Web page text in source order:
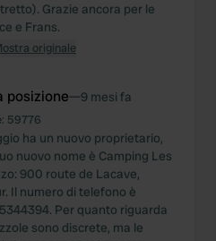
Grazie ancora per le
e Frans.
originale
posizione—9 mesi fa
59776
ha un nuovo proprietario,
nuovo nome è Camping Les
900 route de Lacave,
Il numero di telefono è
Per quanto riguarda
sono discrete, ma le